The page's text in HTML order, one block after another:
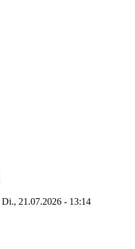
Di., 21.07.2026 - 13:14